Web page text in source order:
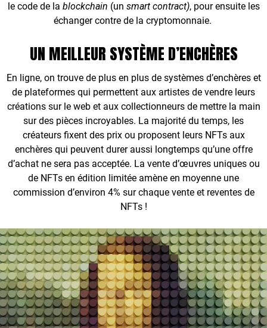
le code de la blockchain (un smart contract), pour ensuite les
échanger contre de la cryptomonnaie.
UN MEILLEUR SYSTÈME D’ENCHÈRES
En ligne, on trouve de plus en plus de systèmes d’enchères et
de plateformes qui permettent aux artistes de vendre leurs
créations sur le web et aux collectionneurs de mettre la main
sur des pièces incroyables. La majorité du temps, les
créateurs fixent des prix ou proposent leurs NFTs aux
enchères qui peuvent durer aussi longtemps qu’une offre
d’achat ne sera pas acceptée. La vente d’œuvres uniques ou
de NFTs en édition limitée amène en moyenne une
commission d’environ 4% sur chaque vente et reventes de
NFTs !